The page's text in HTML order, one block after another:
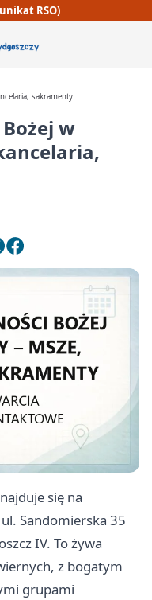
RSO)
sakramenty
w
się na
Sandomierska 35
IV. To żywa
z bogatym
grupami